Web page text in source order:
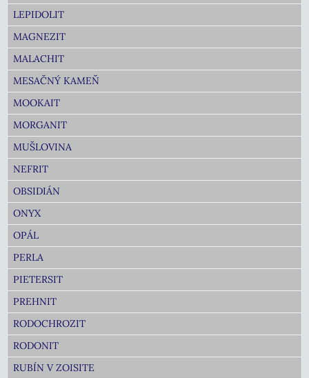
LEPIDOLIT
MAGNEZIT
MALACHIT
MESAČNÝ KAMEŇ
MOOKAIT
MORGANIT
MUŠLOVINA
NEFRIT
OBSIDIÁN
ONYX
OPÁL
PERLA
PIETERSIT
PREHNIT
RODOCHROZIT
RODONIT
RUBÍN V ZOISITE